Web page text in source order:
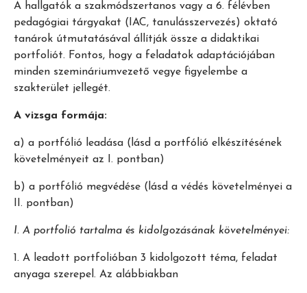
A hallgatók a szakmódszertanos vagy a 6. félévben
pedagógiai tárgyakat (IAC, tanulásszervezés) oktató
tanárok útmutatásával állítják össze a didaktikai
portfoliót. Fontos, hogy a feladatok adaptációjában
minden szemináriumvezető vegye figyelembe a
szakterület jellegét.
A vizsga formája:
a) a portfólió leadása (lásd a portfólió elkészítésének
követelményeit az I. pontban)
b) a portfólió megvédése (lásd a védés követelményei a
II. pontban)
I. A portfolió tartalma és kidolgozásának követelményei:
1. A leadott portfolióban 3 kidolgozott téma, feladat
anyaga szerepel. Az alábbiakban